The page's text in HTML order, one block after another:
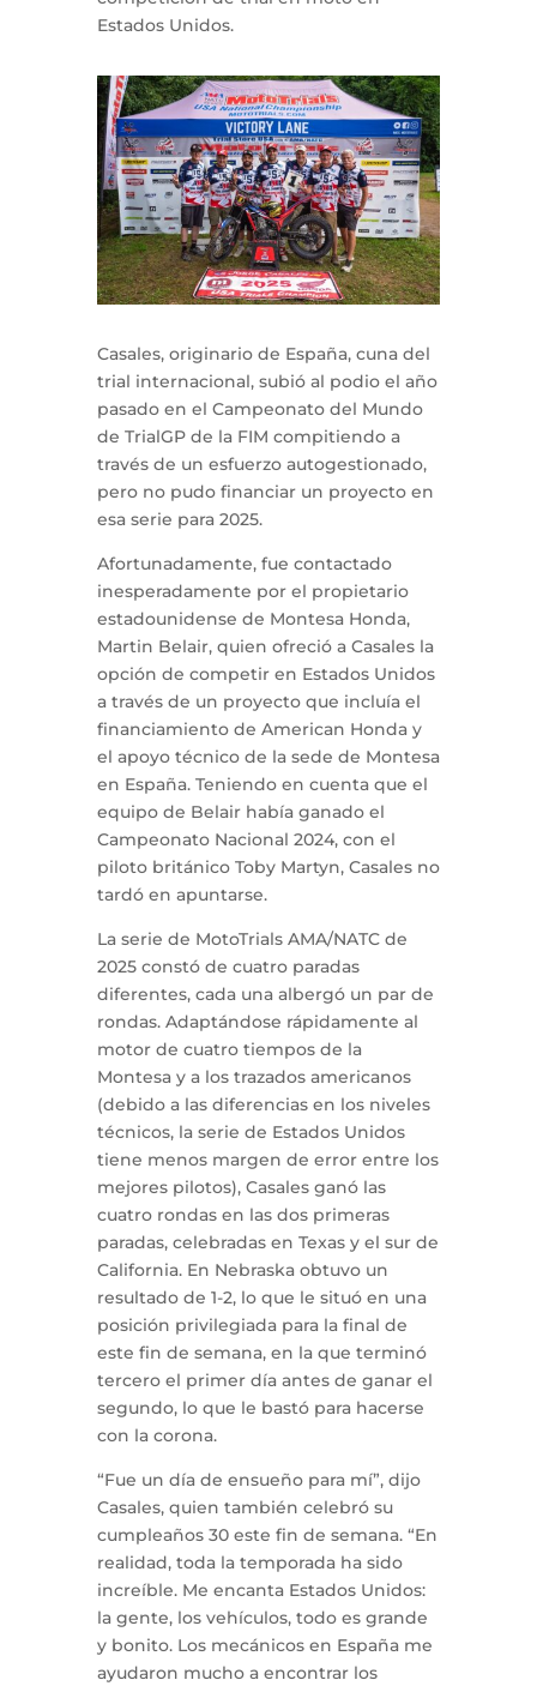
Estados Unidos.
Casales, originario de España, cuna del
trial internacional, subió al podio el año
pasado en el Campeonato del Mundo
de TrialGP de la FIM compitiendo a
través de un esfuerzo autogestionado,
pero no pudo financiar un proyecto en
esa serie para 2025.
Afortunadamente, fue contactado
inesperadamente por el propietario
estadounidense de Montesa Honda,
Martin Belair, quien ofreció a Casales la
opción de competir en Estados Unidos
a través de un proyecto que incluía el
financiamiento de American Honda y
el apoyo técnico de la sede de Montesa
en España. Teniendo en cuenta que el
equipo de Belair había ganado el
Campeonato Nacional 2024, con el
piloto británico Toby Martyn, Casales no
tardó en apuntarse.
La serie de MotoTrials AMA/NATC de
2025 constó de cuatro paradas
diferentes, cada una albergó un par de
rondas. Adaptándose rápidamente al
motor de cuatro tiempos de la
Montesa y a los trazados americanos
(debido a las diferencias en los niveles
técnicos, la serie de Estados Unidos
tiene menos margen de error entre los
mejores pilotos), Casales ganó las
cuatro rondas en las dos primeras
paradas, celebradas en Texas y el sur de
California. En Nebraska obtuvo un
resultado de 1-2, lo que le situó en una
posición privilegiada para la final de
este fin de semana, en la que terminó
tercero el primer día antes de ganar el
segundo, lo que le bastó para hacerse
con la corona.
“Fue un día de ensueño para mí”, dijo
Casales, quien también celebró su
cumpleaños 30 este fin de semana. “En
realidad, toda la temporada ha sido
increíble. Me encanta Estados Unidos:
la gente, los vehículos, todo es grande
y bonito. Los mecánicos en España me
ayudaron mucho a encontrar los